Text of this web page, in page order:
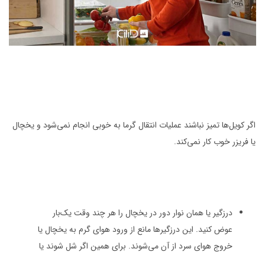
اگر کویل‌ها تمیز نباشند عملیات انتقال گرما به خوبی انجام نمی‌شود و یخچال
یا فریزر خوب کار نمی‌کند.
درزگیر یا همان نوار دور در یخچال را هر چند وقت یک‌بار
عوض کنید. این درزگیرها مانع از ورود هوای گرم به یخچال یا
خروج هوای سرد از آن می‌شوند. برای همین اگر شل شوند یا